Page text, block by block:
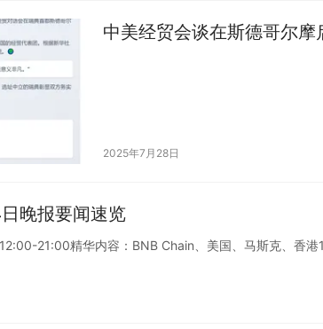
中美经贸会谈在斯德哥尔摩
2025年7月28日
晚报要闻速览
21:00精华内容：BNB Chain、美国、马斯克、香